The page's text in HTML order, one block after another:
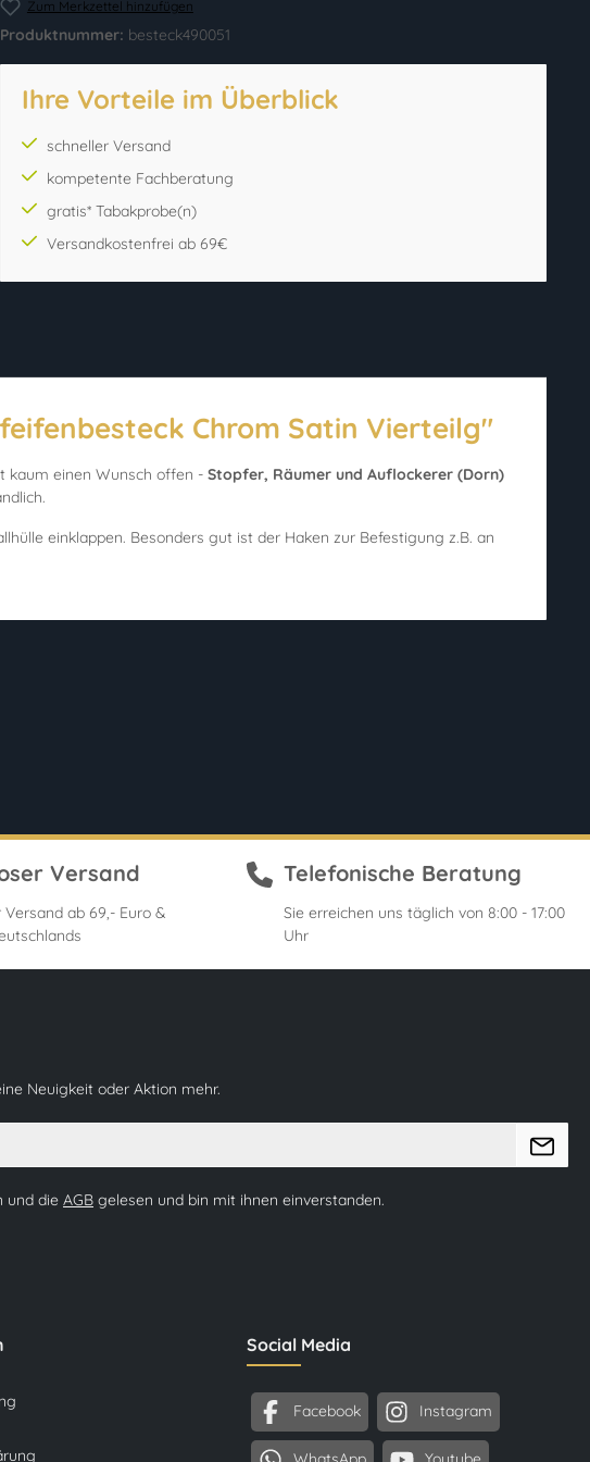
Zum Merkzettel hinzufügen
Produktnummer: besteck490051
Ihre Vorteile im Überblick
schneller Versand
kompetente Fachberatung
gratis* Tabakprobe(n)
Versandkostenfrei ab 69€
Chrom Satin Vierteilg"
kaum einen Wunsch offen - Stopfer, Räumer und Auflockerer (Dorn)
einklappen. Besonders gut ist der Haken zur Befestigung z.B. an
Versand
ab 69,- Euro &
Telefonische Beratung
Sie erreichen uns täglich von 8:00 - 17:00
Uhr
Neuigkeit oder Aktion mehr.
und die AGB gelesen und bin mit ihnen einverstanden.
Social Media
Facebook Instagram